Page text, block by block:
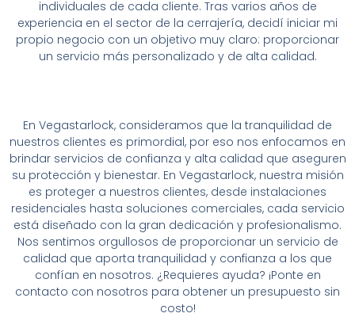
individuales de cada cliente. Tras varios años de
experiencia en el sector de la cerrajería, decidí iniciar mi
propio negocio con un objetivo muy claro: proporcionar
un servicio más personalizado y de alta calidad.
En Vegastarlock, consideramos que la tranquilidad de
nuestros clientes es primordial, por eso nos enfocamos en
brindar servicios de confianza y alta calidad que aseguren
su protección y bienestar. En Vegastarlock, nuestra misión
es proteger a nuestros clientes, desde instalaciones
residenciales hasta soluciones comerciales, cada servicio
está diseñado con la gran dedicación y profesionalismo.
Nos sentimos orgullosos de proporcionar un servicio de
calidad que aporta tranquilidad y confianza a los que
confían en nosotros. ¿Requieres ayuda? ¡Ponte en
contacto con nosotros para obtener un presupuesto sin
costo!